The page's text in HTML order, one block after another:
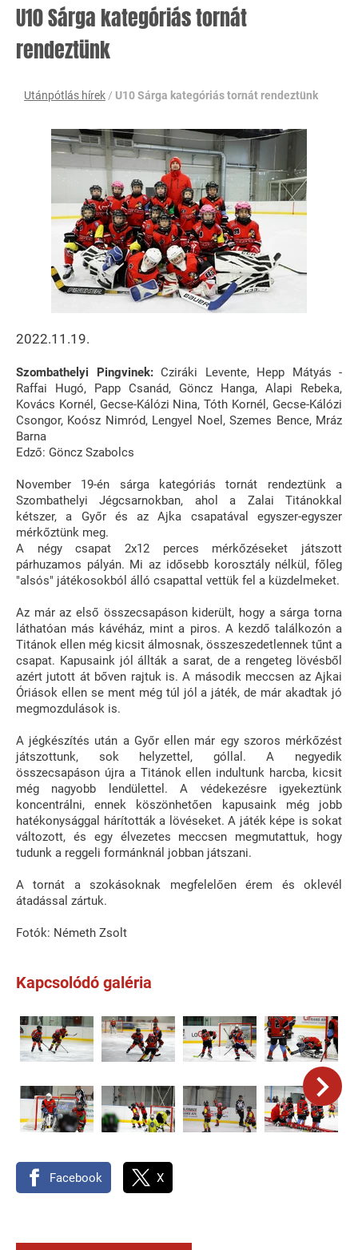
U10 Sárga kategóriás tornát
rendeztünk
Utánpótlás hírek / U10 Sárga kategóriás tornát rendeztünk
2022.11.19.
Szombathelyi Pingvinek:Cziráki Levente, Hepp Mátyás -
Raffai Hugó, Papp Csanád, Göncz Hanga, Alapi Rebeka,
Kovács Kornél, Gecse-Kálózi Nina, Tóth Kornél, Gecse-Kálózi
Csongor, Koósz Nimród, Lengyel Noel, Szemes Bence, Mráz
Barna
Edző: Göncz Szabolcs
November 19-én sárga kategóriás tornát rendeztünk a
Szombathelyi Jégcsarnokban, ahol a Zalai Titánokkal
kétszer, a Győr és az Ajka csapatával egyszer-egyszer
mérkőztünk meg.
A négy csapat 2x12 perces mérkőzéseket játszott
párhuzamos pályán. Mi az idősebb korosztály nélkül, főleg
"alsós" játékosokból álló csapattal vettük fel a küzdelmeket.
Az már az első összecsapáson kiderült, hogy a sárga torna
láthatóan más kávéház, mint a piros. A kezdő találkozón a
Titánok ellen még kicsit álmosnak, összeszedetlennek tűnt a
csapat. Kapusaink jól állták a sarat, de a rengeteg lövésből
azért jutott át bőven rajtuk is. A második meccsen az Ajkai
Óriások ellen se ment még túl jól a játék, de már akadtak jó
megmozdulások is.
A jégkészítés után a Győr ellen már egy szoros mérkőzést
játszottunk, sok helyzettel, góllal. A negyedik
összecsapáson újra a Titánok ellen indultunk harcba, kicsit
még nagyobb lendülettel. A védekezésre igyekeztünk
koncentrálni, ennek köszönhetően kapusaink még jobb
hatékonysággal hárították a lövéseket. A játék képe is sokat
változott, és egy élvezetes meccsen megmutattuk, hogy
tudunk a reggeli formánknál jobban játszani.
A tornát a szokásoknak megfelelően érem és oklevél
átadással zártuk.
Fotók: Németh Zsolt
Kapcsolódó galéria
Facebook X